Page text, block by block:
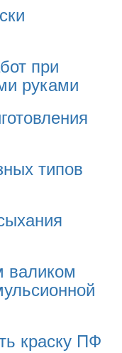
при
руками
типов
валиком
краску ПФ